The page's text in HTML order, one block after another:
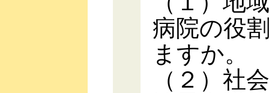
病院の役
ますか。
（２）社